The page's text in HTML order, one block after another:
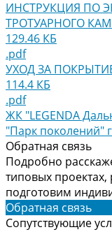
ИНСТРУКЦИЯ ПО
ТРОТУАРНОГО
129.46 КБ
.pdf
УХОД ЗА
114.4 КБ
.pdf
ЖК "LEGENDA
"Парк поколений"
Обратная связь
Подробно
типовых проектах,
подготовим
Обратная связь
Сопутствующие